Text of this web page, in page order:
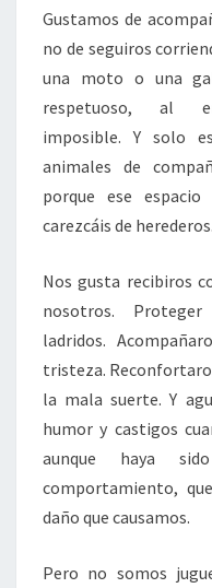
Gustamos de
no de seguiros
una moto o una
respetuoso, al
imposible. Y solo
animales de
porque ese
carezcáis de herederos.
Nos gusta recibiros
nosotros.
ladridos.
tristeza.
la mala suerte. Y
humor y castigos
aunque haya
comportamiento,
daño que causamos.
Pero no somos